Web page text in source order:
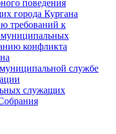
поведения
города Кургана
требований к
конфликта
службе
служащих